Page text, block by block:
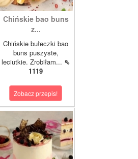
Chińskie bao buns
z...
Chińskie bułeczki bao
buns puszyste,
leciutkie. Zrobiłam... ⇖
1119
Zobacz przepis!